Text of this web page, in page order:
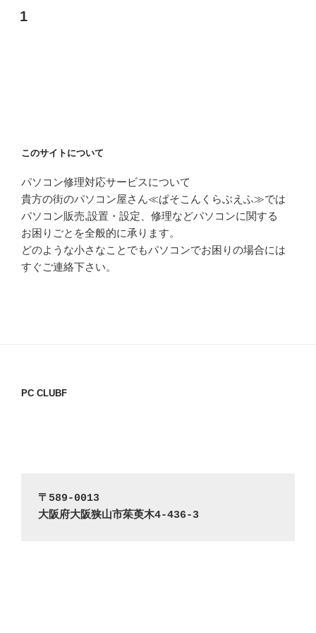
1
このサイトについて
パソコン修理対応サービスについて
貴方の街のパソコン屋さん≪ぱそこんくらぶえふ≫では
パソコン販売,設置・設定、修理などパソコンに関する
お困りごとを全般的に承ります。
どのような小さなことでもパソコンでお困りの場合には
すぐご連絡下さい。
PC CLUBF
〒589-0013
大阪府大阪狭山市茱萸木4-436-3